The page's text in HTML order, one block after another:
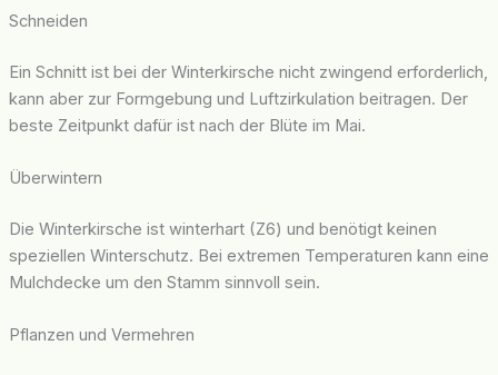
Schneiden
Ein Schnitt ist bei der Winterkirsche nicht zwingend erforderlich,
kann aber zur Formgebung und Luftzirkulation beitragen. Der
beste Zeitpunkt dafür ist nach der Blüte im Mai.
Überwintern
Die Winterkirsche ist winterhart (Z6) und benötigt keinen
speziellen Winterschutz. Bei extremen Temperaturen kann eine
Mulchdecke um den Stamm sinnvoll sein.
Pflanzen und Vermehren